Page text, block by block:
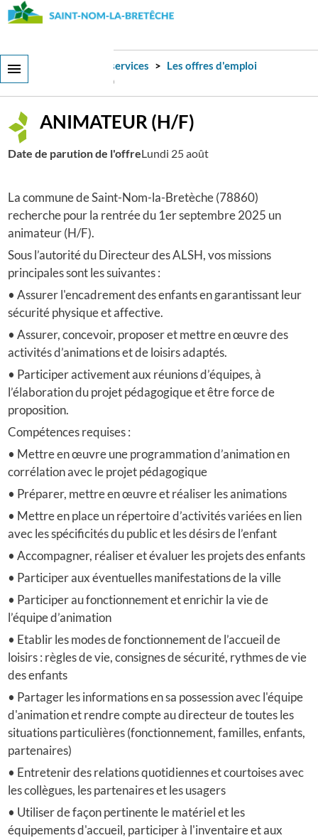
Aller
principal
Ma Ville Infos et services
Les offres d'emploi
ANIMATEUR (H/F)
ANIMATEUR (H/F)
Date de parution de l'offreLundi 25 août
La commune de Saint-Nom-la-Bretèche (78860)
recherche pour la rentrée du 1er septembre 2025 un
animateur (H/F).
Sous l’autorité du Directeur des ALSH, vos missions
principales sont les suivantes :
• Assurer l'encadrement des enfants en garantissant leur
sécurité physique et affective.
• Assurer, concevoir, proposer et mettre en œuvre des
activités d’animations et de loisirs adaptés.
• Participer activement aux réunions d’équipes, à
l’élaboration du projet pédagogique et être force de
proposition.
Compétences requises :
• Mettre en œuvre une programmation d’animation en
corrélation avec le projet pédagogique
• Préparer, mettre en œuvre et réaliser les animations
• Mettre en place un répertoire d’activités variées en lien
avec les spécificités du public et les désirs de l’enfant
• Accompagner, réaliser et évaluer les projets des enfants
• Participer aux éventuelles manifestations de la ville
• Participer au fonctionnement et enrichir la vie de
l’équipe d’animation
• Etablir les modes de fonctionnement de l’accueil de
loisirs : règles de vie, consignes de sécurité, rythmes de vie
des enfants
• Partager les informations en sa possession avec l'équipe
d'animation et rendre compte au directeur de toutes les
situations particulières (fonctionnement, familles, enfants,
partenaires)
• Entretenir des relations quotidiennes et courtoises avec
les collègues, les partenaires et les usagers
• Utiliser de façon pertinente le matériel et les
équipements d'accueil, participer à l'inventaire et aux